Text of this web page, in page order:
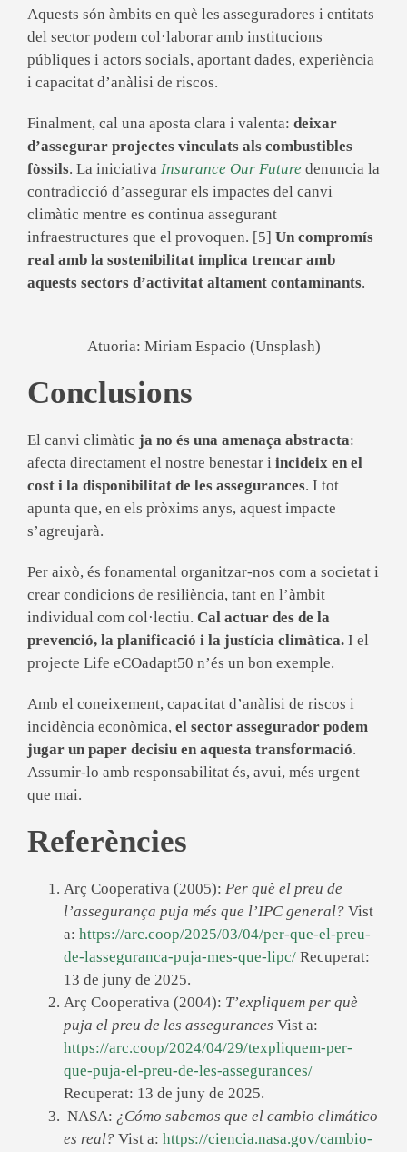
Aquests són àmbits en què les asseguradores i entitats
del sector podem col·laborar amb institucions
públiques i actors socials, aportant dades, experiència
i capacitat d’anàlisi de riscos.
Finalment, cal una aposta clara i valenta: deixar
d’assegurar projectes vinculats als combustibles
fòssils. La iniciativa Insurance Our Future denuncia la
contradicció d’assegurar els impactes del canvi
climàtic mentre es continua assegurant
infraestructures que el provoquen. [5] Un compromís
real amb la sostenibilitat implica trencar amb
aquests sectors d’activitat altament contaminants.
Atuoria: Miriam Espacio (Unsplash)
Conclusions
El canvi climàtic ja no és una amenaça abstracta:
afecta directament el nostre benestar i incideix en el
cost i la disponibilitat de les assegurances. I tot
apunta que, en els pròxims anys, aquest impacte
s’agreujarà.
Per això, és fonamental organitzar-nos com a societat i
crear condicions de resiliència, tant en l’àmbit
individual com col·lectiu. Cal actuar des de la
prevenció, la planificació i la justícia climàtica. I el
projecte Life eCOadapt50 n’és un bon exemple.
Amb el coneixement, capacitat d’anàlisi de riscos i
incidència econòmica, el sector assegurador podem
jugar un paper decisiu en aquesta transformació.
Assumir-lo amb responsabilitat és, avui, més urgent
que mai.
Referències
Arç Cooperativa (2005): Per què el preu de
l’assegurança puja més que l’IPC general? Vist
a: https://arc.coop/2025/03/04/per-que-el-preu-
de-lasseguranca-puja-mes-que-lipc/ Recuperat:
13 de juny de 2025.
Arç Cooperativa (2004): T’expliquem per què
puja el preu de les assegurances Vist a:
https://arc.coop/2024/04/29/texpliquem-per-
que-puja-el-preu-de-les-assegurances/
Recuperat: 13 de juny de 2025.
NASA: ¿Cómo sabemos que el cambio climático
es real? Vist a: https://ciencia.nasa.gov/cambio-